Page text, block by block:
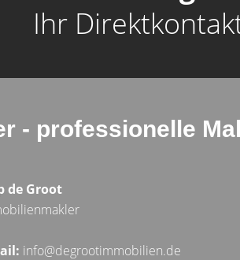
Ihr
- professionelle
de Groot
info@degrootimmobilien.de